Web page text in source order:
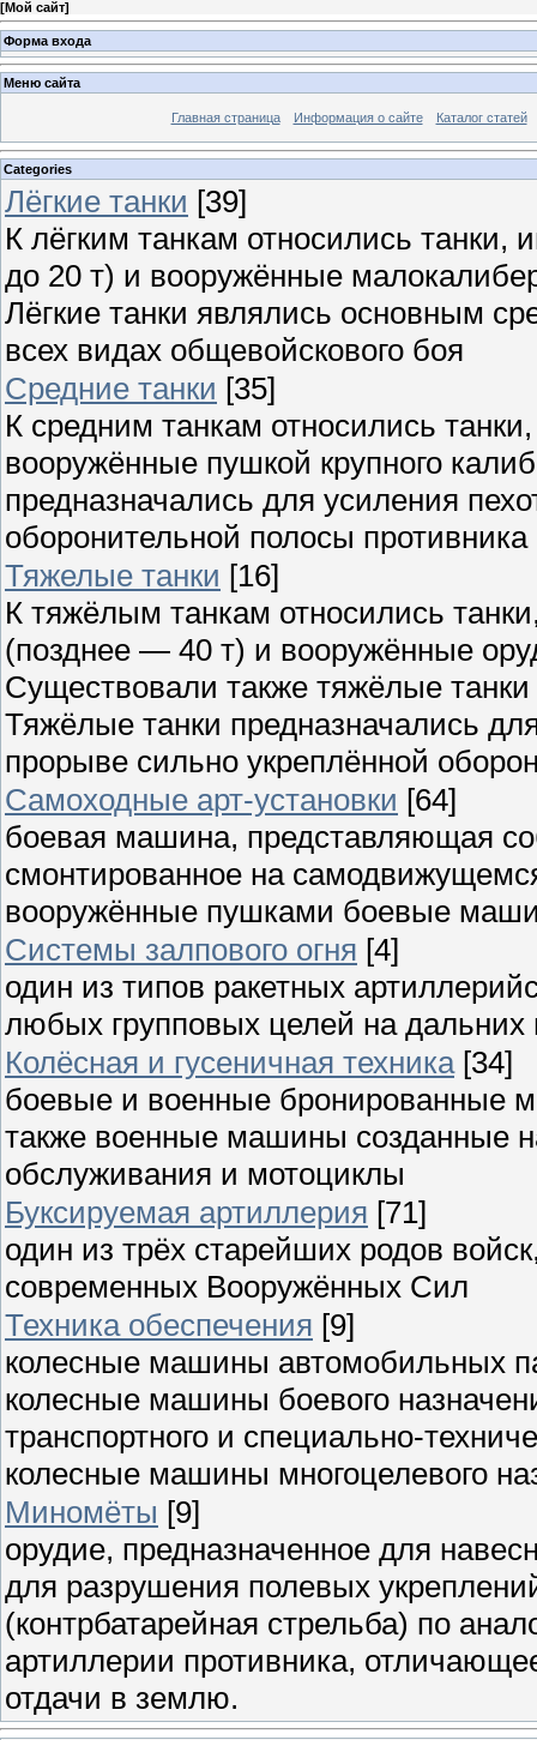
[Мой сайт]
Форма входа
Меню сайта
Главная страница Информация о сайте Каталог статей
Categories
Лёгкие танки [39]
К лёгким танкам относились
до 20 т) и вооружённые
Лёгкие танки являлись основным
всех видах общевойскового боя
Средние танки [35]
К средним танкам относились
вооружённые пушкой крупного
предназначались для усиления
оборонительной полосы противника
Тяжелые танки [16]
К тяжёлым танкам относились
(позднее — 40 т) и вооружённые
Существовали также тяжёлые
Тяжёлые танки предназначались
прорыве сильно укреплённой
Самоходные арт-установки [64]
боевая машина, представляющая
смонтированное на
вооружённые пушками боевые
Системы залпового огня [4]
один из типов ракетных
любых групповых целей на дальних
Колёсная и гусеничная техника [34]
боевые и военные бронированные
также военные машины созданные
обслуживания и мотоциклы
Буксируемая артиллерия [71]
один из трёх старейших родов
современных Вооружённых Сил
Техника обеспечения [9]
колесные машины автомобильных
колесные машины боевого
транспортного и специально-
колесные машины многоцелевого
Миномёты [9]
орудие, предназначенное для
для разрушения полевых
(контрбатарейная стрельба) по
артиллерии противника,
отдачи в землю.